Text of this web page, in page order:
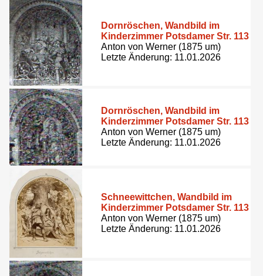
Dornröschen, Wandbild im
Kinderzimmer Potsdamer Str. 113
Anton von Werner (1875 um)
Letzte Änderung: 11.01.2026
Dornröschen, Wandbild im
Kinderzimmer Potsdamer Str. 113
Anton von Werner (1875 um)
Letzte Änderung: 11.01.2026
Schneewittchen, Wandbild im
Kinderzimmer Potsdamer Str. 113
Anton von Werner (1875 um)
Letzte Änderung: 11.01.2026